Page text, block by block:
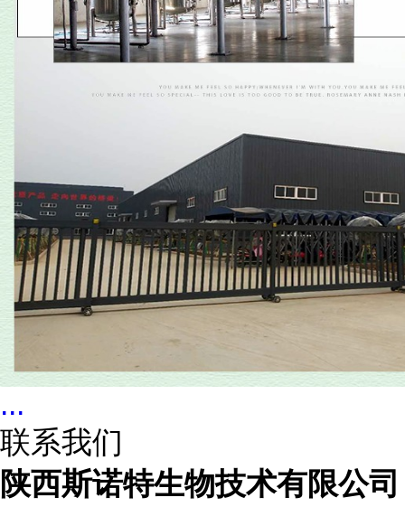
...
联系我们
陕西斯诺特生物技术有限公司